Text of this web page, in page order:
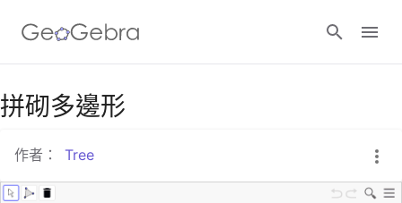
Google Classroom
GeoGebra Classroom
拼砌多邊形
作者： Tree